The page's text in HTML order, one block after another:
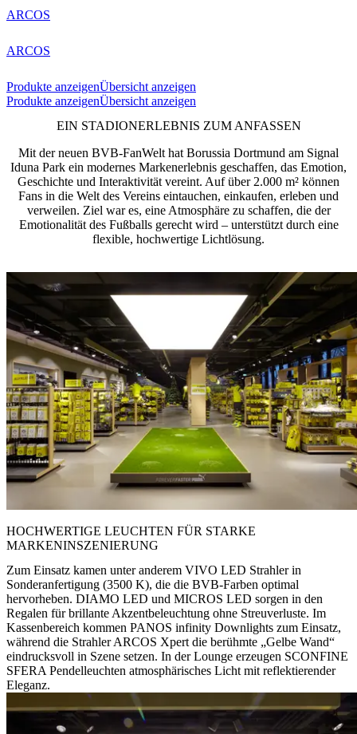
ARCOS
ARCOS
Produkte anzeigenÜbersicht anzeigen
Produkte anzeigenÜbersicht anzeigen
EIN STADIONERLEBNIS ZUM ANFASSEN
Mit der neuen BVB-FanWelt hat Borussia Dortmund am Signal
Iduna Park ein modernes Markenerlebnis geschaffen, das Emotion,
Geschichte und Interaktivität vereint. Auf über 2.000 m² können
Fans in die Welt des Vereins eintauchen, einkaufen, erleben und
verweilen. Ziel war es, eine Atmosphäre zu schaffen, die der
Emotionalität des Fußballs gerecht wird – unterstützt durch eine
flexible, hochwertige Lichtlösung.
HOCHWERTIGE LEUCHTEN FÜR STARKE
MARKENINSZENIERUNG
Zum Einsatz kamen unter anderem VIVO LED Strahler in
Sonderanfertigung (3500 K), die die BVB-Farben optimal
hervorheben. DIAMO LED und MICROS LED sorgen in den
Regalen für brillante Akzentbeleuchtung ohne Streuverluste. Im
Kassenbereich kommen PANOS infinity Downlights zum Einsatz,
während die StrahlerARCOS Xpert die berühmte „Gelbe Wand“
eindrucksvoll in Szene setzen. In der Lounge erzeugen SCONFINE
SFERA Pendelleuchten atmosphärisches Licht mit reflektierender
Eleganz.